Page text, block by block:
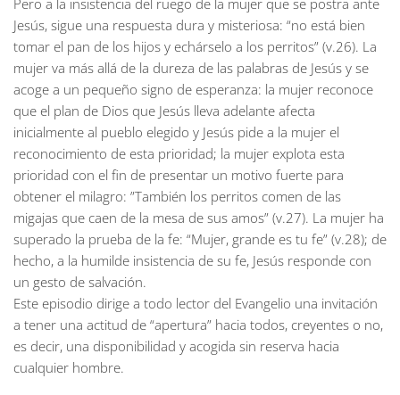
Pero a la insistencia del ruego de la mujer que se postra ante
Jesús, sigue una respuesta dura y misteriosa: “no está bien
tomar el pan de los hijos y echárselo a los perritos” (v.26). La
mujer va más allá de la dureza de las palabras de Jesús y se
acoge a un pequeño signo de esperanza: la mujer reconoce
que el plan de Dios que Jesús lleva adelante afecta
inicialmente al pueblo elegido y Jesús pide a la mujer el
reconocimiento de esta prioridad; la mujer explota esta
prioridad con el fin de presentar un motivo fuerte para
obtener el milagro: ”También los perritos comen de las
migajas que caen de la mesa de sus amos” (v.27). La mujer ha
superado la prueba de la fe: “Mujer, grande es tu fe” (v.28); de
hecho, a la humilde insistencia de su fe, Jesús responde con
un gesto de salvación.
Este episodio dirige a todo lector del Evangelio una invitación
a tener una actitud de “apertura” hacia todos, creyentes o no,
es decir, una disponibilidad y acogida sin reserva hacia
cualquier hombre.